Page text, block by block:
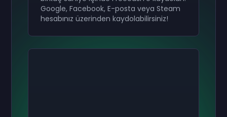
Google, Facebook, E-posta veya Steam
hesabınız üzerinden kaydolabilirsiniz!